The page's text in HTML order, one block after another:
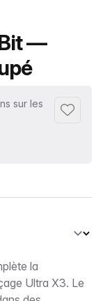
—
sur les
Ajouter
la
Ultra X3. Le